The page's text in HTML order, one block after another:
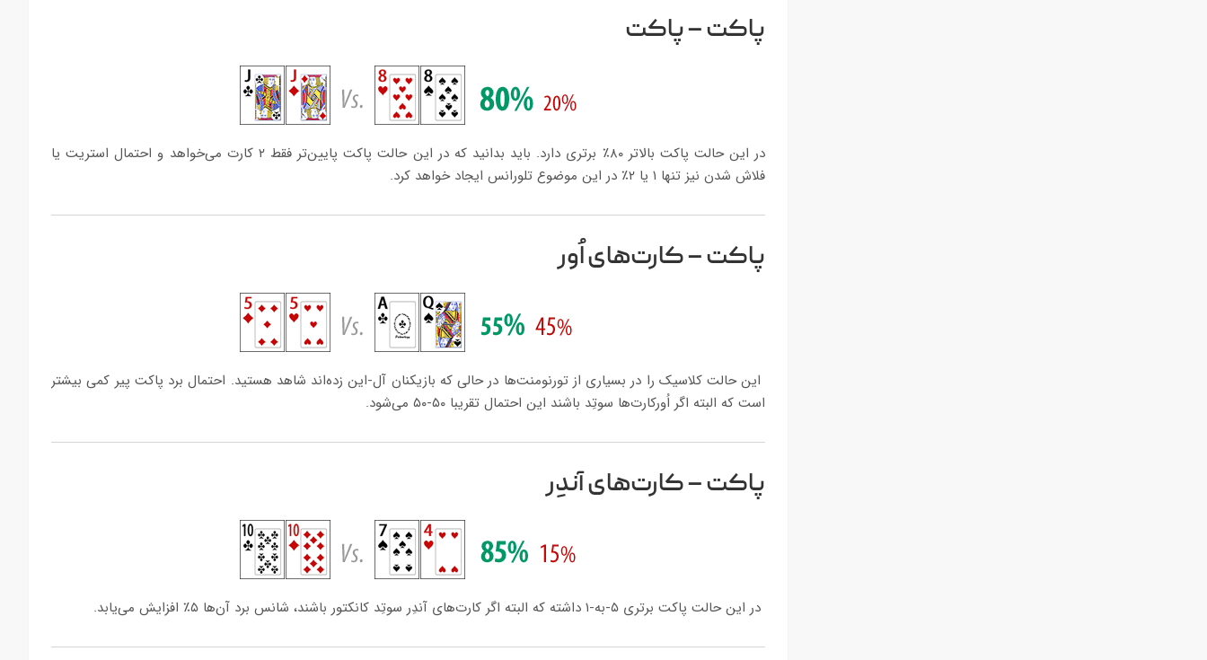
پاکت – پاکت
در این حالت پاکت بالاتر ۸۰٪ برتری دارد. باید بدانید که در این حالت پاکت پایین‌تر فقط ۲ کارت می‌خواهد و احتمال استریت یا
فلاش شدن نیز تنها ۱ یا ۲٪ در این موضوع تلورانس ایجاد خواهد کرد.
پاکت – کارت‌های اُور
این حالت کلاسیک را در بسیاری از تورنومنت‌ها در حالی که بازیکنان آل-این زده‌اند شاهد هستید. احتمال برد پاکت پیر کمی بیشتر
است که البته اگر اُورکارت‌ها سوتِد باشند این احتمال تقریبا ۵۰-۵۰ می‌شود.
پاکت – کارت‌های آندِر
در این حالت پاکت برتری ۵-به-۱ داشته که البته اگر کارت‌های آندِر سوتِد کانکتور باشند، شانس برد آن‌ها ۵٪ افزایش می‌یابد.